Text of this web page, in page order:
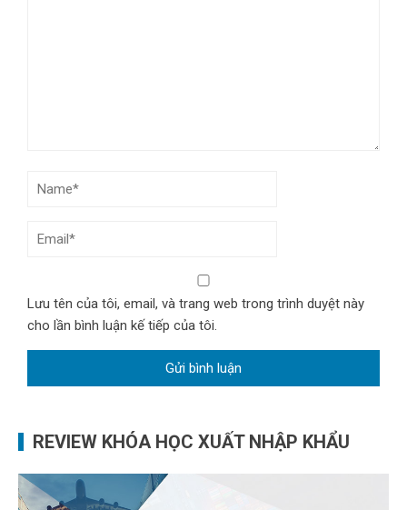
Lưu tên của tôi, email, và trang web trong trình duyệt này
cho lần bình luận kế tiếp của tôi.
REVIEW KHÓA HỌC XUẤT NHẬP KHẨU